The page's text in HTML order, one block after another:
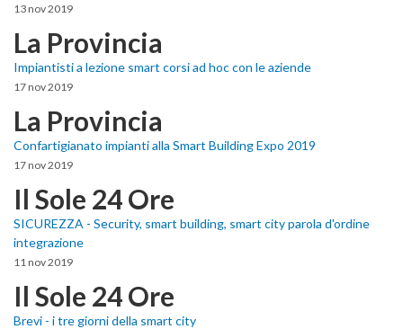
13 nov 2019
La Provincia
Impiantisti a lezione smart corsi ad hoc con le aziende
17 nov 2019
La Provincia
Confartigianato impianti alla Smart Building Expo 2019
17 nov 2019
Il Sole 24 Ore
SICUREZZA - Security, smart building, smart city parola d'ordine
integrazione
11 nov 2019
Il Sole 24 Ore
Brevi - i tre giorni della smart city